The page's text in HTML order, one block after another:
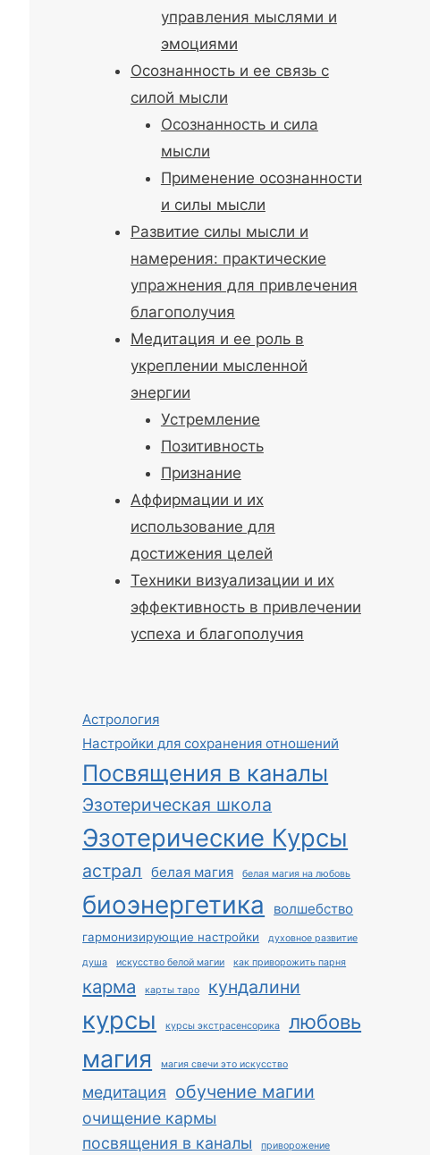
управления мыслями и
эмоциями
Осознанность и ее связь с
силой мысли
Осознанность и сила
мысли
Применение осознанности
и силы мысли
Развитие силы мысли и
намерения: практические
упражнения для привлечения
благополучия
Медитация и ее роль в
укреплении мысленной
энергии
Устремление
Позитивность
Признание
Аффирмации и их
использование для
достижения целей
Техники визуализации и их
эффективность в привлечении
успеха и благополучия
Астрология
Настройки для сохранения отношений
Посвящения в каналы
Эзотерическая школа
Эзотерические Курсы
астрал белая магия белая магия на любовь
биоэнергетика волшебство
гармонизирующие настройки духовное развитие
душа искусство белой магии как приворожить парня
карма карты таро кундалини
курсы курсы экстрасенсорика любовь
магия магия свечи это искусство
медитация обучение магии
очищение кармы
посвящения в каналы
приворожение